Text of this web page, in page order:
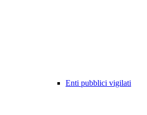
Enti pubblici vigilati